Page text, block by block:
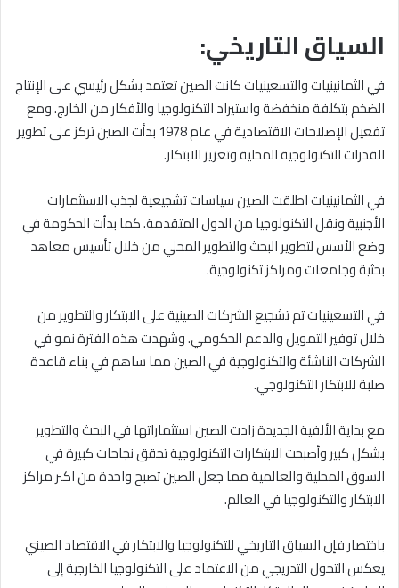
السياق التاريخي:
في الثمانينيات والتسعينيات كانت الصين تعتمد بشكل رئيسي على الإنتاج
الضخم بتكلفة منخفضة واستيراد التكنولوجيا والأفكار من الخارج. ومع
تفعيل الإصلاحات الاقتصادية في عام 1978 بدأت الصين تركز على تطوير
القدرات التكنولوجية المحلية وتعزيز الابتكار.
في الثمانينيات اطلقت الصين سياسات تشجيعية لجذب الاستثمارات
الأجنبية ونقل التكنولوجيا من الدول المتقدمة. كما بدأت الحكومة في
وضع الأسس لتطوير البحث والتطوير المحلي من خلال تأسيس معاهد
بحثية وجامعات ومراكز تكنولوجية.
في التسعينيات تم تشجيع الشركات الصينية على الابتكار والتطوير من
خلال توفير التمويل والدعم الحكومي. وشهدت هذه الفترة نمو في
الشركات الناشئة والتكنولوجية في الصين مما ساهم في بناء قاعدة
صلبة للابتكار التكنولوجي.
مع بداية الألفية الجديدة زادت الصين استثماراتها في البحث والتطوير
بشكل كبير وأصبحت الابتكارات التكنولوجية تحقق نجاحات كبيرة في
السوق المحلية والعالمية مما جعل الصين تصبح واحدة من اكبر مراكز
الابتكار والتكنولوجيا في العالم.
باختصار فإن السياق التاريخي للتكنولوجيا والابتكار في الاقتصاد الصيني
يعكس التحول التدريجي من الاعتماد على التكنولوجيا الخارجية إلى